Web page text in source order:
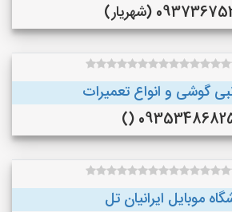
(شهریار)
گوشی و انواع تعمیرات
09353486825
موبایل ایرانیان تل